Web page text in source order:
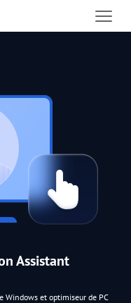
Assistant
Windows et optimiseur de PC